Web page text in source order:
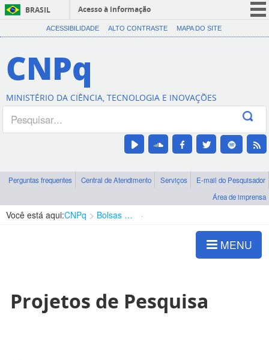
BRASIL
Acesso à informação
CORONAVÍRUS (COVID-19)
Canais
ACESSIBILIDADE ALTO CONTRASTE MAPA DO SITE
CNPq
MINISTÉRIO DA CIÊNCIA, TECNOLOGIA E INOVAÇÕES
Perguntas frequentes Central de Atendimento Serviços
E-mail do Pesquisador
Área de imprensa
Você está aqui:CNPq Bolsas e Auxílios Vigentes
MENU
Projetos de Pesquisa